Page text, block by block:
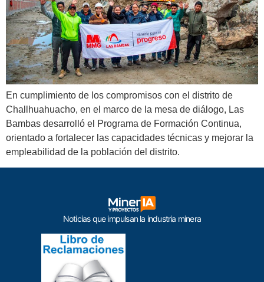
En cumplimiento de los compromisos con el distrito de
Challhuahuacho, en el marco de la mesa de diálogo, Las
Bambas desarrolló el Programa de Formación Continua,
orientado a fortalecer las capacidades técnicas y mejorar la
empleabilidad de la población del distrito.
Noticias que impulsan la industria minera